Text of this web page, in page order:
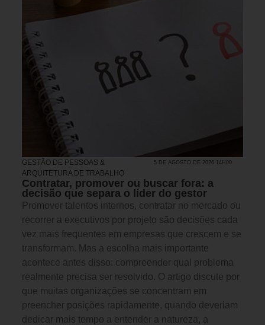
GESTÃO DE PESSOAS &
ARQUITETURA DE TRABALHO
5 DE AGOSTO DE 2026 14H00
Contratar, promover ou buscar fora: a
decisão que separa o líder do gestor
Promover talentos internos, contratar no mercado ou
recorrer a executivos por projeto são decisões cada
vez mais frequentes em empresas que crescem e se
transformam. Mas a escolha mais importante
acontece antes disso: compreender qual problema
realmente precisa ser resolvido. O artigo discute por
que muitas organizações se concentram em
preencher posições rapidamente, quando deveriam
dedicar mais tempo a entender a natureza, a